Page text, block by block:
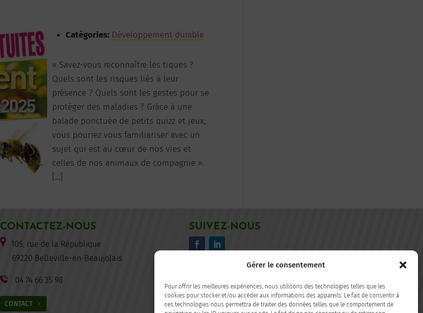
Gérer le consentement
Pour offrir les meilleures expériences, nous utilisons des technologies telles que les
cookies pour stocker et/ou accéder aux informations des appareils. Le fait de consentir à
ces technologies nous permettra de traiter des données telles que le comportement de
Catégories: Développement durable
« Savez-vous reconnaître les tiques ?
Quels sont les risques liés à leur
présence ? Quels sont les gestes pour se
protéger des maladies ? Grâce à une
balade ponctuée de petits quizz et jeux,
vous pourrez vous familiariser avec un
sujet qui est au cœur de nos vies et
celles de nos animaux de compagnie ».
[…]
CONTACTEZ-NOUS
105, rue de la République
69220 Belleville-en-Beaujolais
04 74 66 35 98
CONTACT
SUIVEZ-NOUS